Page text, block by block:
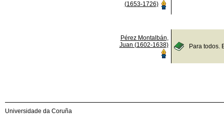
(1653-1726)
Pérez Montalbán,
Juan (1602-1638)
Para todos.
Universidade da Coruña